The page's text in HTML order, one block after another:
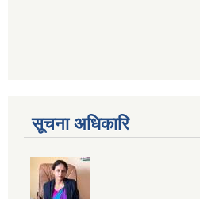
सूचना अधिकारि